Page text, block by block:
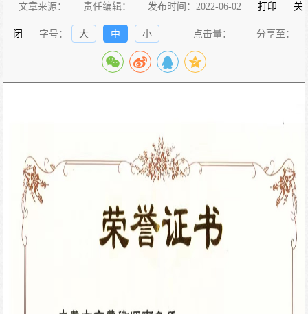
文章来源： 责任编辑： 发布时间：2022-06-02 打印 关
闭 字号： 大 中 小 点击量： 分享至：